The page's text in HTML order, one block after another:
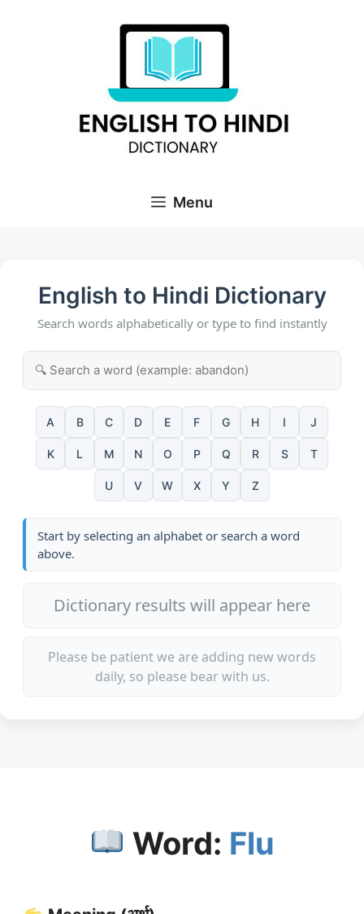
Menu
English to Hindi Dictionary
Search words alphabetically or type to find instantly
A B C D E F G H I J
K L M N O P Q R S T
U V W X Y Z
Start by selecting an alphabet or search a word
above.
Dictionary results will appear here
Please be patient we are adding new words
daily, so please bear with us.
Word: Flu